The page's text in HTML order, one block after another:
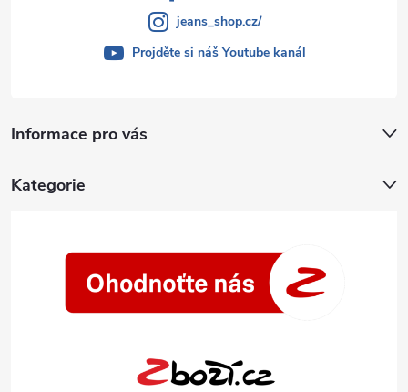
Informace pro vás
Kategorie
jeans_shop.cz/
Projděte si náš Youtube kanál